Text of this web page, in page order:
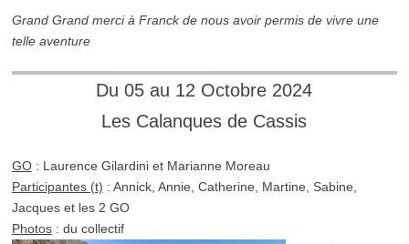
Grand Grand merci à Franck de nous avoir permis de vivre une
telle aventure
Du 05 au 12 Octobre 2024
Les Calanques de Cassis
GO: Laurence Gilardini et Marianne Moreau
Participantes (t) : Annick, Annie, Catherine, Martine, Sabine,
Jacques et les 2 GO
Photos: du collectif